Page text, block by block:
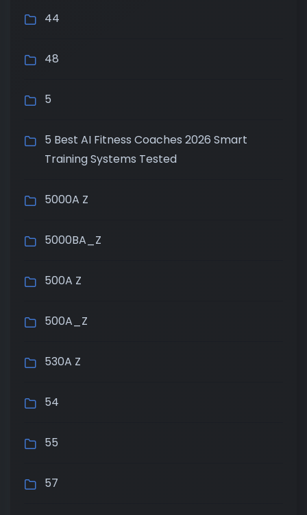
44
48
5
5 Best AI Fitness Coaches 2026 Smart
Training Systems Tested
5000A Z
5000BA_Z
500A Z
500A_Z
530A Z
54
55
57